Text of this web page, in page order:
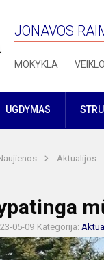
JONAVOS
MOKYKLA
UGDYMAS
Aktualijos
05-09 Kategorija: